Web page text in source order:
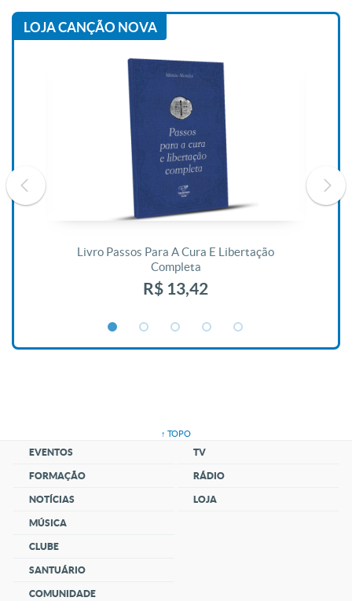
LOJA CANÇÃO NOVA
Livro Passos Para A Cura E Libertação
Completa
R$ 13,42
↑ TOPO
EVENTOS
FORMAÇÃO
NOTÍCIAS
MÚSICA
CLUBE
SANTUÁRIO
COMUNIDADE
TV
RÁDIO
LOJA